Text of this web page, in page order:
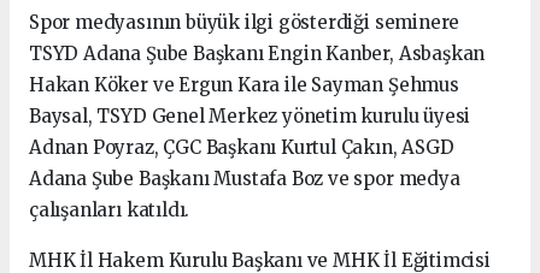
Spor medyasının büyük ilgi gösterdiği seminere
TSYD Adana Şube Başkanı Engin Kanber, Asbaşkan
Hakan Köker ve Ergun Kara ile Sayman Şehmus
Baysal, TSYD Genel Merkez yönetim kurulu üyesi
Adnan Poyraz, ÇGC Başkanı Kurtul Çakın, ASGD
Adana Şube Başkanı Mustafa Boz ve spor medya
çalışanları katıldı.
MHK İl Hakem Kurulu Başkanı ve MHK İl Eğitimcisi